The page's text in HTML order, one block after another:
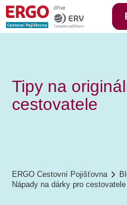
Tipy na
cestovatele
ERGO Cestovní Pojišťovna
Nápady na dárky pro cestovatele